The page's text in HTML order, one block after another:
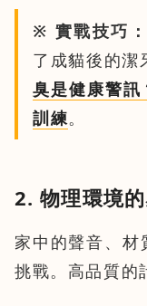
※ 實戰技巧：
了成貓後的
臭是健康警
訓練。
2. 物理環境
家中的聲音、材
挑戰。高品質的